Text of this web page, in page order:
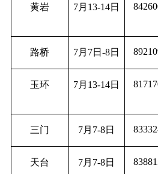
黄岩 7月13-14日
路桥 7月7日-8日
玉环 7月13-14日
三门 7月7-8日
天台 7月7-8日